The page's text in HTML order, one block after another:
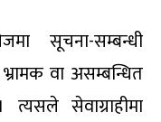
सूचना-सम्बन्धी
वा असम्बन्धित
सेवाग्राहीमा